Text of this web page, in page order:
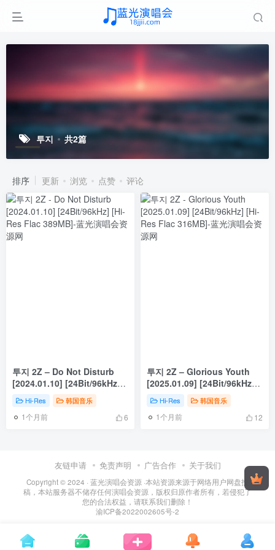
투지 共2篇
排序 更新 浏览 点赞 评论
투지 2Z – Do Not Disturb
[2024.01.10] [24Bit/96kHz]
[Hi-Res Flac 389MB]
Hi-Res 韩国音乐
1个月前 6
투지 2Z – Glorious Youth
[2025.01.09] [24Bit/96kHz]
[Hi-Res Flac 316MB]
Hi-Res 韩国音乐
1个月前 12
友链申请 免责声明 广告合作 关于我们
Copyright © 2024 · 蓝光演唱会资源 ·本站资源来源于网络用户网盘投
稿，本站服务器不储存任何演唱会资源，版权归原作者所有，若侵犯了
您的合法权益，请联系我们删除！
渝ICP备2022002605号-2